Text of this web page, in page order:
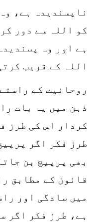
ناپسندیدہ ہے،
کو اللہ سے دور
ہے اور وہ
اللہ کے قریب
روحانیت کے
ذہن میں یہ بات
کردار اس کی طرز
طرز فکر اگر
بھی پرپیچ بن
قانون کے مطابق
میں سادگی اور
ہے، طرز فکر اگر